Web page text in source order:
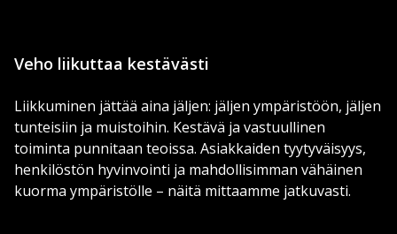
Veho liikuttaa kestävästi
Liikkuminen jättää aina jäljen: jäljen ympäristöön, jäljen
tunteisiin ja muistoihin. Kestävä ja vastuullinen
toiminta punnitaan teoissa. Asiakkaiden tyytyväisyys,
henkilöstön hyvinvointi ja mahdollisimman vähäinen
kuorma ympäristölle – näitä mittaamme jatkuvasti.